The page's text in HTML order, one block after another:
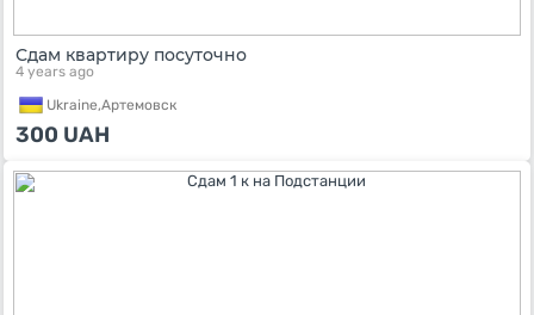
Сдам квартиру посуточно
4 years ago
Ukraine,Артемовск
300 UAH